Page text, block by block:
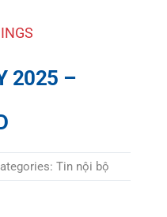
2025 –
Tin nội bộ